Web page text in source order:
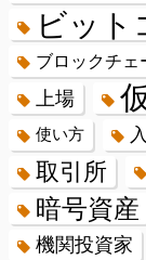
ビット
ブロックチェ
上場
使い方
取引所
暗号資産
機関投資家